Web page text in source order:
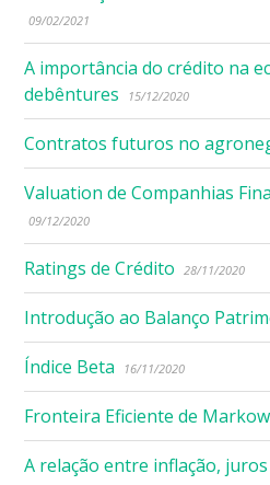
09/02/2021
A importância do crédito na
debêntures
15/12/2020
Contratos futuros no
Valuation de Companhias
09/12/2020
Ratings de Crédito 28/11/2020
Introdução ao Balanço
Índice Beta 16/11/2020
Fronteira Eficiente de
A relação entre inflação, juros